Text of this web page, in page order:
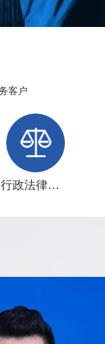
客户
行政法律事务